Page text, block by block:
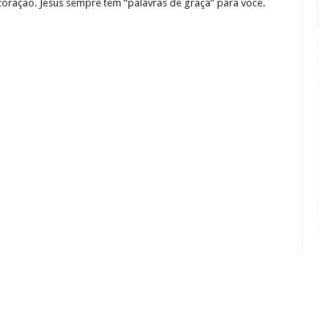
Jesus sempre tem “palavras de graça” para você.